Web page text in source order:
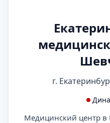
г.
Медицинский центр в